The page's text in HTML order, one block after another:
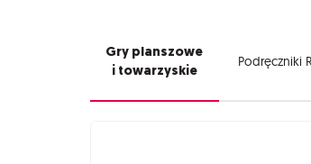
Gry planszowe
i towarzyskie
Podręczniki